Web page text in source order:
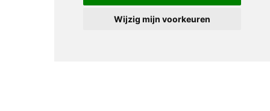
Wijzig mijn voorkeuren